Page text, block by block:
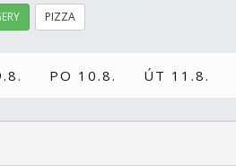
PIZZA
PO 10.8. ÚT 11.8.